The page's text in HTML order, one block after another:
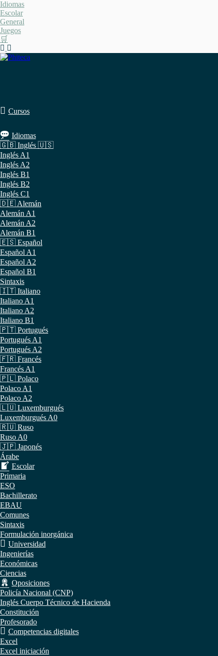
Saltar
al
contenido
Idiomas
Escolar
General
Juegos
🛒
Cursos
Idiomas
🇬🇧 Inglés 🇺🇸
Inglés A1
Inglés A2
Inglés B1
Inglés B2
Inglés C1
🇩🇪 Alemán
Alemán A1
Alemán A2
Alemán B1
🇪🇸 Español
Español A1
Español A2
Español B1
Sintaxis
🇮🇹 Italiano
Italiano A1
Italiano A2
Italiano B1
🇵🇹 Portugués
Portugués A1
Portugués A2
🇫🇷 Francés
Francés A1
🇵🇱 Polaco
Polaco A1
Polaco A2
🇱🇺 Luxemburgués
Luxemburgués A0
🇷🇺 Ruso
Ruso A0
🇯🇵 Japonés
Árabe
Escolar
Primaria
ESO
Bachillerato
EBAU
Comunes
Sintaxis
Formulación inorgánica
Universidad
Ingenierías
Económicas
Ciencias
Oposiciones
Policía Nacional (CNP)
Inglés Cuerpo Técnico de Hacienda
Constitución
Profesorado
Competencias digitales
Excel
Excel iniciación